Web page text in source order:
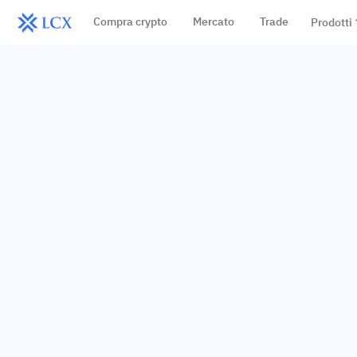
Compra crypto Mercato Trade Prodotti